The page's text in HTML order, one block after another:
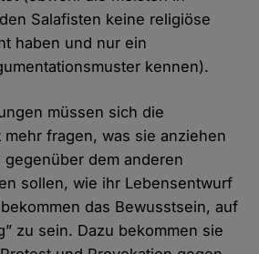
Salafisten keine religiöse
haben und nur ein
kennen).
müssen sich die
fragen, was sie anziehen
dem anderen
sollen, wie ihr Lebensentwurf
das Bewusstsein, auf
zu sein. Dazu bekommen sie